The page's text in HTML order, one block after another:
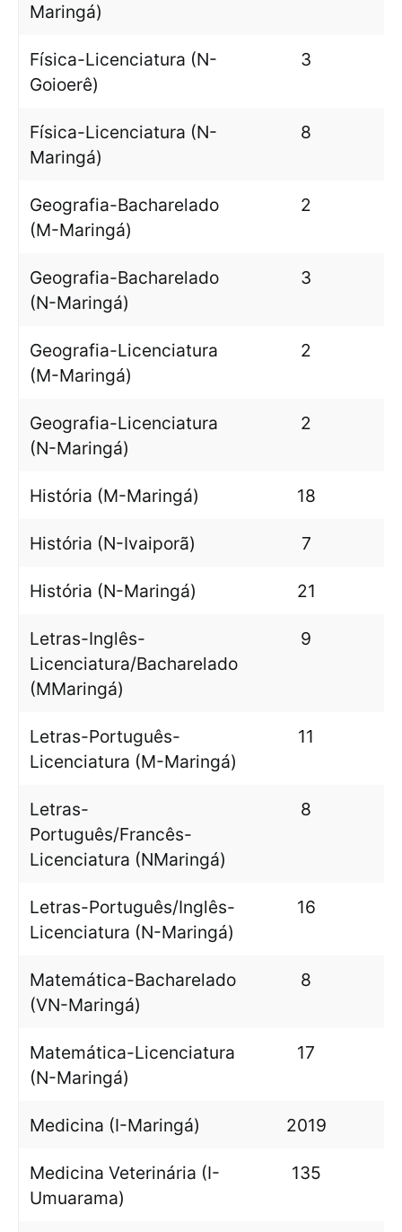
Maringá)
Física-Licenciatura (N-
Goioerê)
3
Física-Licenciatura (N-
Maringá)
8
Geografia-Bacharelado
(M-Maringá)
2
Geografia-Bacharelado
(N-Maringá)
3
Geografia-Licenciatura
(M-Maringá)
2
Geografia-Licenciatura
(N-Maringá)
2
História (M-Maringá) 18
História (N-Ivaiporã) 7
História (N-Maringá) 21
Letras-Inglês-
Licenciatura/Bacharelado
(MMaringá)
9
Letras-Português-
Licenciatura (M-Maringá)
11
Letras-
Português/Francês-
Licenciatura (NMaringá)
8
Letras-Português/Inglês-
Licenciatura (N-Maringá)
16
Matemática-Bacharelado
(VN-Maringá)
8
Matemática-Licenciatura
(N-Maringá)
17
Medicina (I-Maringá) 2019
Medicina Veterinária (I-
Umuarama)
135